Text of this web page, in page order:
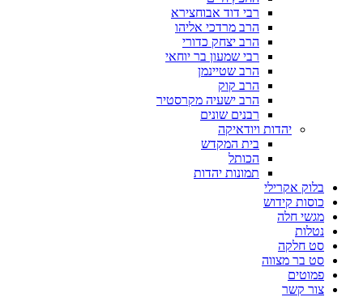
רבי דוד אבוחצירא
הרב מרדכי אליהו
הרב יצחק כדורי
רבי שמעון בר יוחאי
הרב שטיינמן
הרב קוק
הרב ישעיה מקרסטיר
רבנים שונים
יהדות ויודאיקה
בית המקדש
הכותל
תמונות יהדות
בלוק אקרילי
כוסות קידוש
מגשי חלה
נטלות
סט חלקה
סט בר מצווה
פמוטים
צור קשר